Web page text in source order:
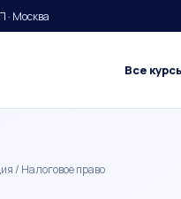
Москва
Все
/ Налоговое право